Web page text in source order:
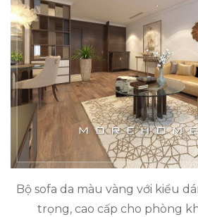
Bộ sofa da màu vàng với kiểu
trọng, cao cấp cho phòng